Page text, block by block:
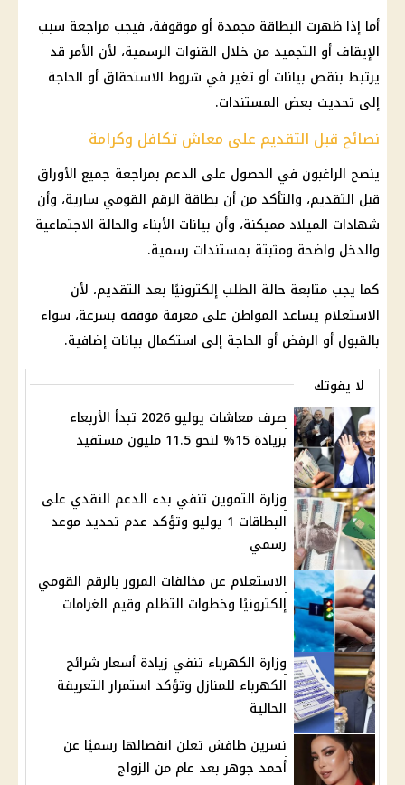
أما إذا ظهرت البطاقة مجمدة أو موقوفة، فيجب مراجعة سبب
الإيقاف أو التجميد من خلال القنوات الرسمية، لأن الأمر قد
يرتبط بنقص بيانات أو تغير في شروط الاستحقاق أو الحاجة
إلى تحديث بعض المستندات.
نصائح قبل التقديم على معاش تكافل وكرامة
ينصح الراغبون في الحصول على الدعم بمراجعة جميع الأوراق
قبل التقديم، والتأكد من أن بطاقة الرقم القومي سارية، وأن
شهادات الميلاد مميكنة، وأن بيانات الأبناء والحالة الاجتماعية
والدخل واضحة ومثبتة بمستندات رسمية.
كما يجب متابعة حالة الطلب إلكترونيًا بعد التقديم، لأن
الاستعلام يساعد المواطن على معرفة موقفه بسرعة، سواء
بالقبول أو الرفض أو الحاجة إلى استكمال بيانات إضافية.
لا يفوتك
صرف معاشات يوليو 2026 تبدأ الأربعاء
بزيادة 15% لنحو 11.5 مليون مستفيد
وزارة التموين تنفي بدء الدعم النقدي على
البطاقات 1 يوليو وتؤكد عدم تحديد موعد
رسمي
الاستعلام عن مخالفات المرور بالرقم القومي
إلكترونيًا وخطوات التظلم وقيم الغرامات
وزارة الكهرباء تنفي زيادة أسعار شرائح
الكهرباء للمنازل وتؤكد استمرار التعريفة
الحالية
نسرين طافش تعلن انفصالها رسميًا عن
أحمد جوهر بعد عام من الزواج